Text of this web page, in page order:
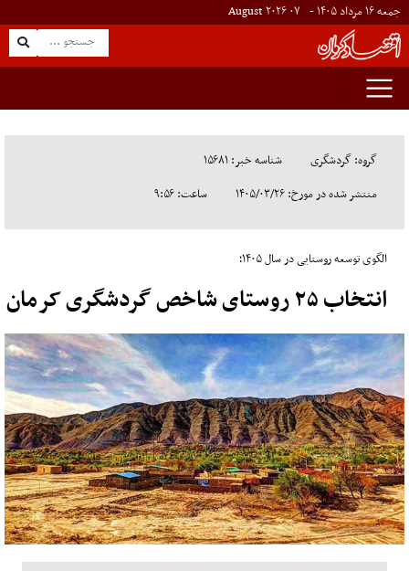
جمعه ۱۶ مرداد ۱۴۰۵ - ۰۷۲۰۲۶
گروه: گردشگری
شناسه خبر: ۱۵۶۸۱
منتشر شده در مورخ: ۱۴۰۵/۰۳/۲۶
ساعت: ۹:۵۶
الگوی توسعه روستایی در سال ۱۴۰۵؛
انتخاب ۲۵ روستای شاخص گردشگری کرمان